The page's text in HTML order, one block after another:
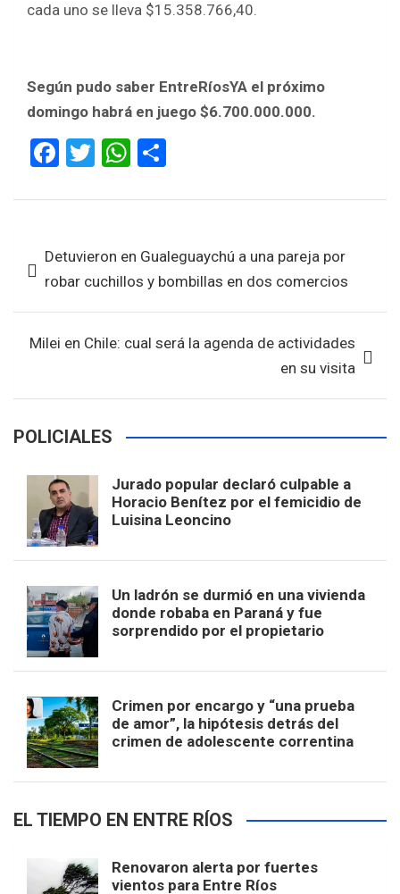
cada uno se lleva $15.358.766,40.
Según pudo saber EntreRíosYA el próximo
domingo habrá en juego $6.700.000.000.
F
ce
o
o
k
T
tt
W
at
A
p
p
ar
de Detuvieron en Gualeguaychú a una pareja por
robar cuchillos y bombillas en dos comercios
Milei en Chile: cual será la agenda de actividades
en su visita
POLICIALES
Jurado popular declaró culpable a
Horacio Benítez por el femicidio de
Luisina Leoncino
Un ladrón se durmió en una vivienda
donde robaba en Paraná y fue
sorprendido por el propietario
Crimen por encargo y “una prueba
de amor”, la hipótesis detrás del
crimen de adolescente correntina
EL TIEMPO EN ENTRE RÍOS
Renovaron alerta por fuertes
vientos para Entre Ríos